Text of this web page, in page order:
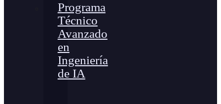
Programa
Técnico
Avanzado
en
Ingeniería
de IA